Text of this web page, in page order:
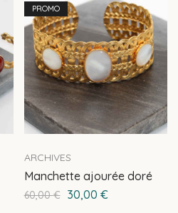
PROMO
ARCHIVES
Manchette ajourée doré
60,00€ 30,00 €